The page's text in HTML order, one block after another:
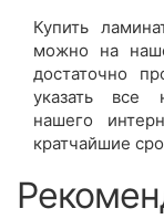
Купить
можно на
достаточно
указать все
нашего
кратчайшие